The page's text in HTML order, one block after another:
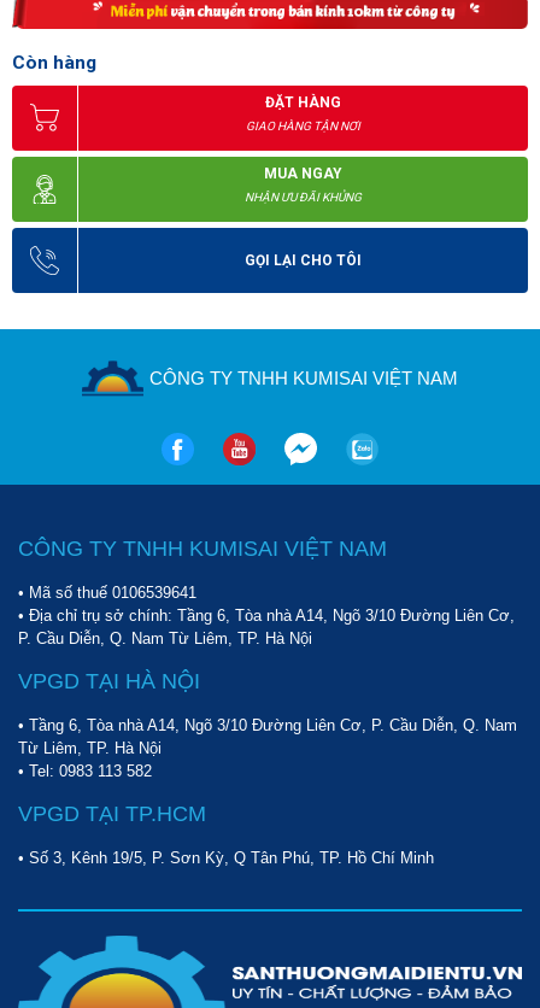
Còn hàng
ĐẶT HÀNG
GIAO HÀNG TẬN NƠI
MUA NGAY
NHẬN ƯU ĐÃI KHỦNG
GỌI LẠI CHO TÔI
CÔNG TY TNHH KUMISAI VIỆT NAM
CÔNG TY TNHH KUMISAI VIỆT NAM
• Mã số thuế 0106539641
• Địa chỉ trụ sở chính: Tầng 6, Tòa nhà A14, Ngõ 3/10 Đường Liên Cơ,
P. Cầu Diễn, Q. Nam Từ Liêm, TP. Hà Nội
VPGD TẠI HÀ NỘI
• Tầng 6, Tòa nhà A14, Ngõ 3/10 Đường Liên Cơ, P. Cầu Diễn, Q. Nam
Từ Liêm, TP. Hà Nội
• Tel: 0983 113 582
VPGD TẠI TP.HCM
• Số 3, Kênh 19/5, P. Sơn Kỳ, Q Tân Phú, TP. Hồ Chí Minh